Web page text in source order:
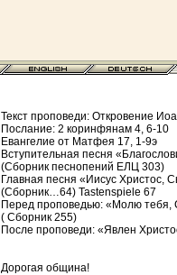
Текст проповеди: Откровение
Послание: 2 коринфянам 4, 6-10
Евангелие от Матфея 17, 1-9э
Вступительная песня
(Сборник песнопений ЕЛЦ 303)
Главная песня «Иисус Христос,
(Cборник…64) Tastenspiele 67
Перед проповедью: «Молю тебя,
( Cборник 255)
После проповеди: «Явлен
Дорогая община!